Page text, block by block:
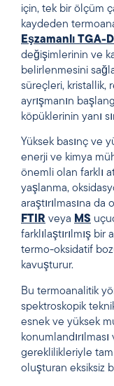
için, tek bir ölçüm
kaydeden
Eşzamanlı TGA-
değişimlerinin ve
belirlenmesini
süreçleri, kristallik,
ayrışmanın
köpüklerinin yanı
Yüksek basınç ve
enerji ve kimya
önemli olan farklı
yaşlanma,
araştırılmasına da
FTIR veya MS
farklılaştırılmış
termo-oksidatif
kavuşturur.
Bu termoanalitik
spektroskopik
esnek ve yüksek
gereklilikleriyle
oluşturan eksiksiz